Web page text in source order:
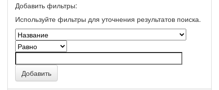
Добавить фильтры:
Используйте фильтры для уточнения результатов поиска.